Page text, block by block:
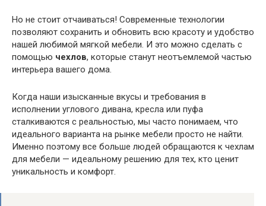
Но не стоит отчаиваться! Современные технологии
позволяют сохранить и обновить всю красоту и удобство
нашей любимой мягкой мебели. И это можно сделать с
помощью чехлов, которые станут неотъемлемой частью
интерьера вашего дома.
Когда наши изысканные вкусы и требования в
исполнении углового дивана, кресла или пуфа
сталкиваются с реальностью, мы часто понимаем, что
идеального варианта на рынке мебели просто не найти.
Именно поэтому все больше людей обращаются к чехлам
для мебели — идеальному решению для тех, кто ценит
уникальность и комфорт.